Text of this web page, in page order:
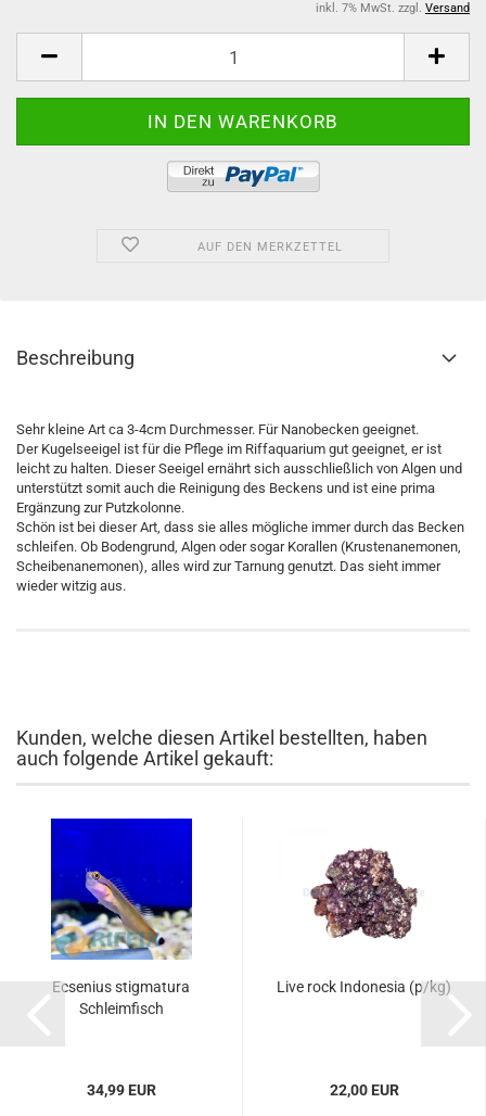
inkl. 7% MwSt. zzgl. Versand
AUF DEN MERKZETTEL
Beschreibung
Sehr kleine Art ca 3-4cm Durchmesser. Für Nanobecken geeignet.
Der Kugelseeigel ist für die Pflege im Riffaquarium gut geeignet, er ist
leicht zu halten. Dieser Seeigel ernährt sich ausschließlich von Algen und
unterstützt somit auch die Reinigung des Beckens und ist eine prima
Ergänzung zur Putzkolonne.
Schön ist bei dieser Art, dass sie alles mögliche immer durch das Becken
schleifen. Ob Bodengrund, Algen oder sogar Korallen (Krustenanemonen,
Scheibenanemonen), alles wird zur Tarnung genutzt. Das sieht immer
wieder witzig aus.
Kunden, welche diesen Artikel bestellten, haben
auch folgende Artikel gekauft:
Ecsenius stigmatura
Schleimfisch
34,99 EUR
Live rock Indonesia (p/kg)
22,00 EUR